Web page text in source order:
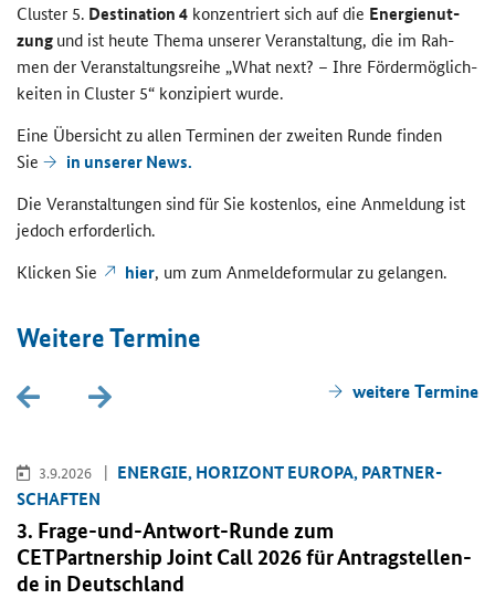
Cluster 5. Destination4 kon­zen­triert sich auf die En­er­gie­nut­
zungund ist heute Thema un­se­rer Ver­an­stal­tung, die im Rah­
men der Ver­an­stal­tungs­rei­he „What next? – Ihre För­der­mög­lich­
kei­ten in Cluster 5“ kon­zi­piert wurde.
Eine Über­sicht zu allen Ter­mi­nen der zwei­ten Runde fin­den
Sie
in un­se­rer News.
Die Ver­an­stal­tun­gen sind für Sie kos­ten­los, eine An­mel­dung ist
je­doch er­for­der­lich.
Kli­cken Sie
hier, um zum An­mel­de­for­mu­lar zu ge­lan­gen.
Wei­te­re Ter­mi­ne
wei­te­re Ter­mi­ne
3.9.2026
EN­ER­GIE, HO­RI­ZONT EU­RO­PA, PART­NER­
SCHAF­TEN
3. Frage-​und-Antwort-Runde zum
CETPartnership Joint Call 2026 für An­trag­stel­len­
de in Deutsch­land